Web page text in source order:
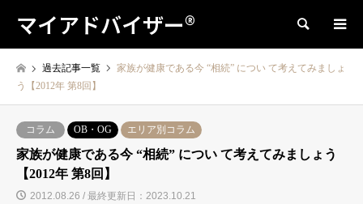
マイアドバイザー® 検索
過去記事一覧
家族が健康である今 “相続” につい て考えてみましょ
う【2012年 第8回】
コラム OB・OG エリア別コラム
家族が健康である今 “相続” につい て考えてみましょう
【2012年 第8回】
2012.08.26 / 最終更新日：2023.10.21